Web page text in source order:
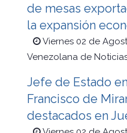
de mesas
la expansión
Viernes 02 de
Venezolana de
Jefe de Estado
Francisco de
destacados en